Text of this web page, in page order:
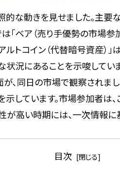
な動きを見せました。主要な
「ベア（売り手優勢の市場
トコイン（代替暗号資産）
況にあることを示唆してい
、同日の市場で観察されま
しています。市場参加者は
が高い時期には、一次情報
目次